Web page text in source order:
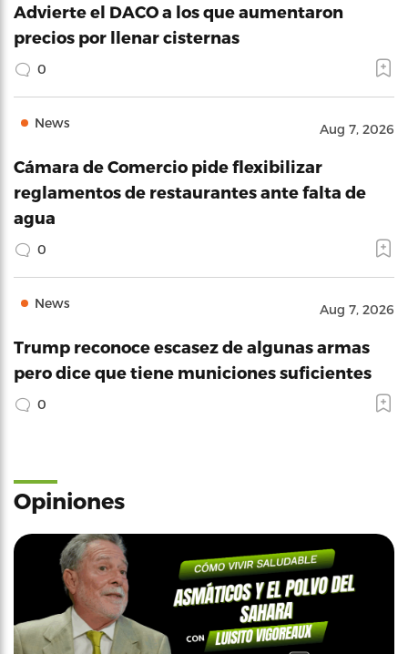
Advierte el DACO a los que aumentaron
precios por llenar cisternas
0
News Aug 7, 2026
Cámara de Comercio pide flexibilizar
reglamentos de restaurantes ante falta de
agua
0
News Aug 7, 2026
Trump reconoce escasez de algunas armas
pero dice que tiene municiones suficientes
0
Opiniones